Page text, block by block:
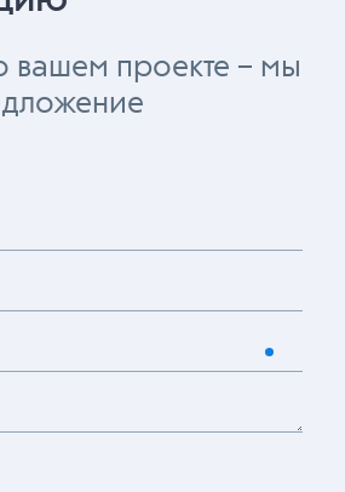
вашем проекте – мы